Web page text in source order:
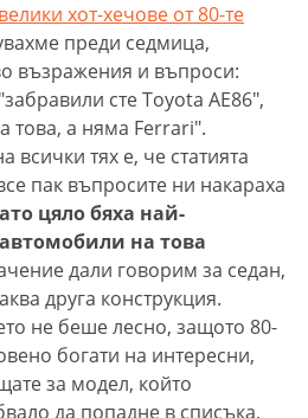
хот-хечове от 80-те
преди седмица,
възражения и въпроси:
сте Toyota AE86",
това, а няма Ferrari".
всички тях е, че статията
пак въпросите ни накараха
цяло бяха най-
на това
дали говорим за седан,
друга конструкция.
не беше лесно, защото 80-
богати на интересни,
за модел, който
да попадне в списъка,